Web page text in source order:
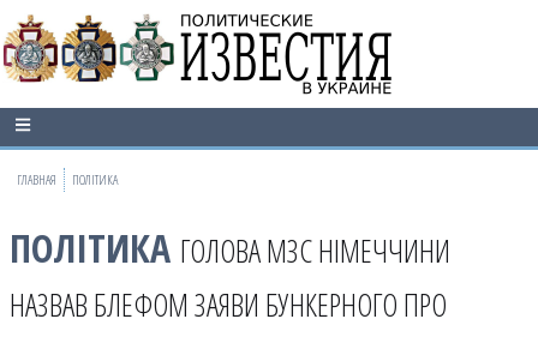
ГЛАВНАЯ ПОЛІТИКА
ПОЛІТИКА ГОЛОВА МЗС НІМЕЧЧИНИ
НАЗВАВ БЛЕФОМ ЗАЯВИ БУНКЕРНОГО ПРО